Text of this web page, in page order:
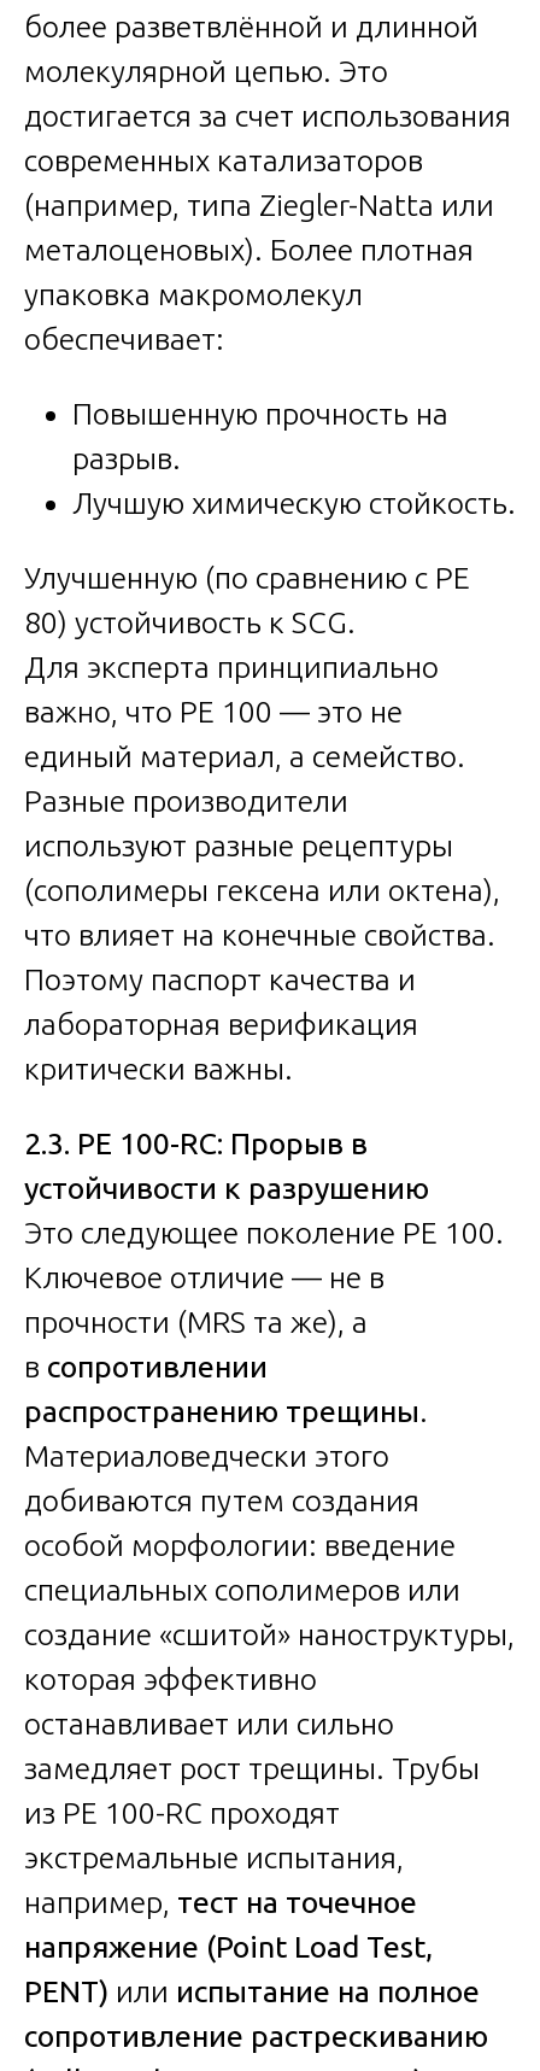
более разветвлённой и длинной
молекулярной цепью. Это
достигается за счет использования
современных катализаторов
(например, типа Ziegler-Natta или
металоценовых). Более плотная
упаковка макромолекул
обеспечивает:
Повышенную прочность на
разрыв.
Лучшую химическую стойкость.
Улучшенную (по сравнению с PE
80) устойчивость к SCG.
Для эксперта принципиально
важно, что PE 100 — это не
единый материал, а семейство.
Разные производители
используют разные рецептуры
(сополимеры гексена или октена),
что влияет на конечные свойства.
Поэтому паспорт качества и
лабораторная верификация
критически важны.
2.3. PE 100-RC: Прорыв в
устойчивости к разрушению
Это следующее поколение PE 100.
Ключевое отличие — не в
прочности (MRS та же), а
в сопротивлении
распространению трещины.
Материаловедчески этого
добиваются путем создания
особой морфологии: введение
специальных сополимеров или
создание «сшитой» наноструктуры,
которая эффективно
останавливает или сильно
замедляет рост трещины. Трубы
из PE 100-RC проходят
экстремальные испытания,
например, тест на точечное
напряжение (Point Load Test,
PENT) или испытание на полное
сопротивление растрескиванию